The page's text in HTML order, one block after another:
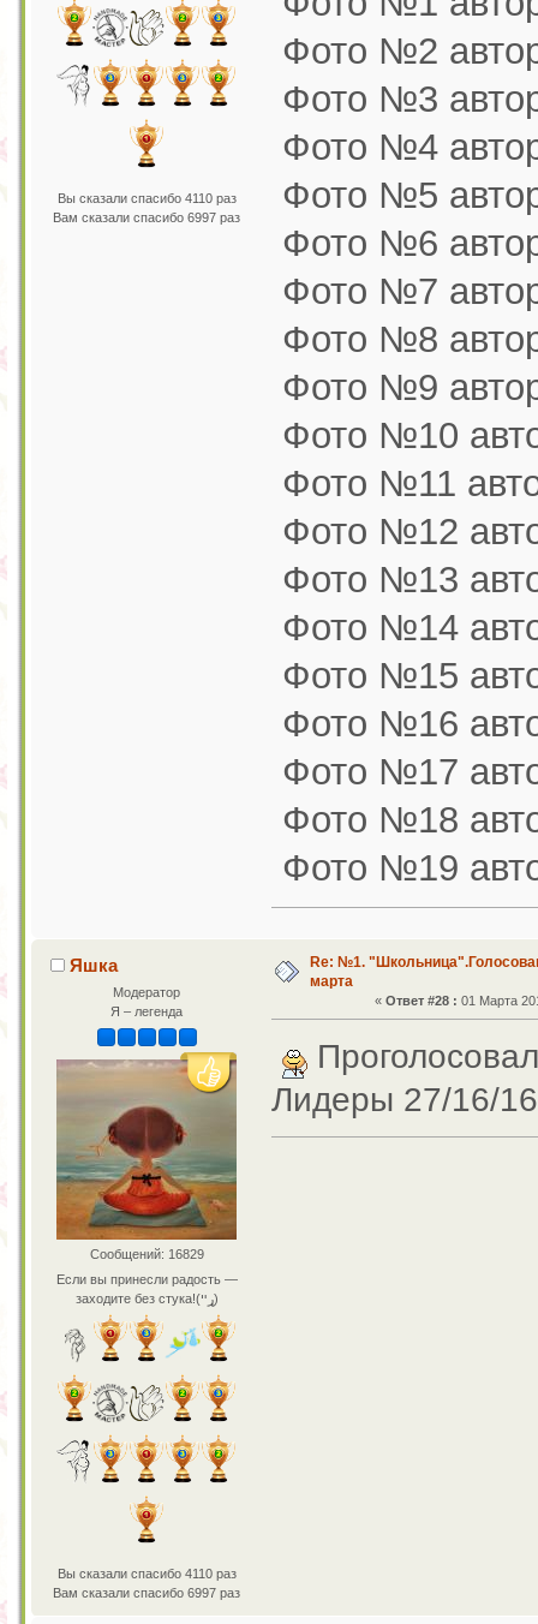
Вы сказали спасибо 4110 раз
Вам сказали спасибо 6997 раз
Фото №2
Фото №3
Фото №4
Фото №5
Фото №6
Фото №7
Фото №8
Фото №9
Фото №10
Фото №11
Фото №12
Фото №13
Фото №14
Фото №15
Фото №16
Фото №17
Фото №18
Фото №19
Яшка
Модератор
Я – легенда
Сообщений: 16829
Если вы принесли радость —
заходите без стука!(ړײ)
Вы сказали спасибо 4110 раз
Вам сказали спасибо 6997 раз
Re: №1.
марта
«Ответ #28 : 01 Марта
Лидеры 27/16/